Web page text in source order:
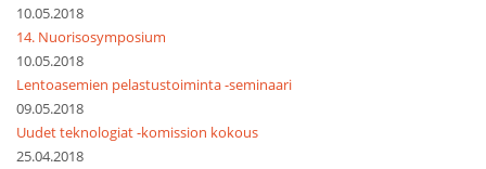
10.05.2018
14. Nuorisosymposium
10.05.2018
Lentoasemien pelastustoiminta -seminaari
09.05.2018
Uudet teknologiat -komission kokous
25.04.2018